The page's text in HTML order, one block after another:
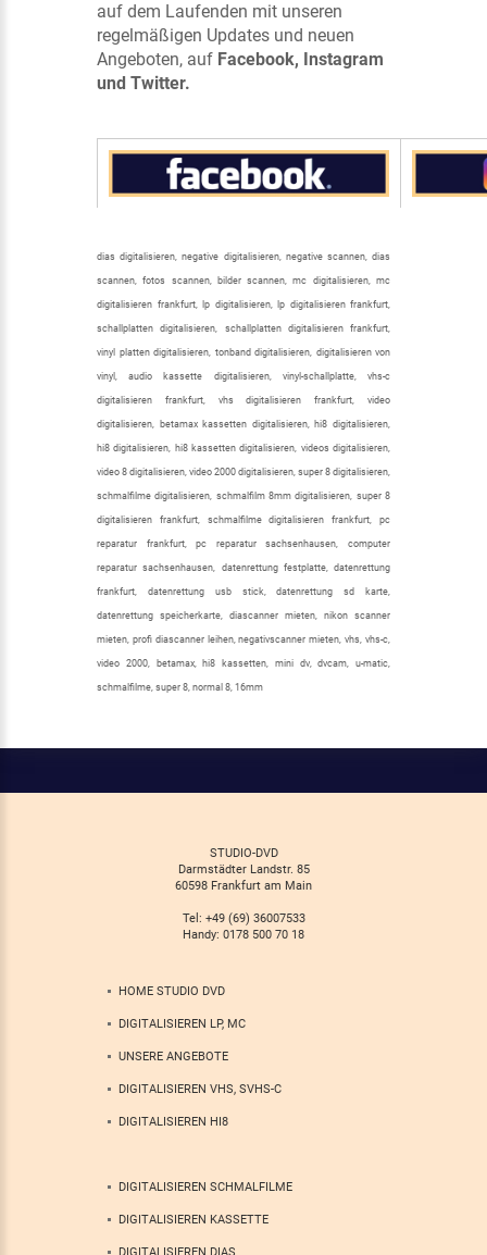
auf dem Laufenden mit unseren
regelmäßigen Updates und neuen
Angeboten, auf Facebook, Instagram
und Twitter.
dias digitalisieren, negative digitalisieren, negative scannen, dias
scannen, fotos scannen, bilder scannen, mc digitalisieren, mc
digitalisieren frankfurt, lp digitalisieren, lp digitalisieren frankfurt,
schallplatten digitalisieren, schallplatten digitalisieren frankfurt,
vinyl platten digitalisieren, tonband digitalisieren, digitalisieren von
vinyl, audio kassette digitalisieren, vinyl-schallplatte, vhs-c
digitalisieren frankfurt, vhs digitalisieren frankfurt, video
digitalisieren, betamax kassetten digitalisieren, hi8 digitalisieren,
hi8 digitalisieren, hi8 kassetten digitalisieren, videos digitalisieren,
video 8 digitalisieren, video 2000 digitalisieren, super 8 digitalisieren,
schmalfilme digitalisieren, schmalfilm 8mm digitalisieren, super 8
digitalisieren frankfurt, schmalfilme digitalisieren frankfurt, pc
reparatur frankfurt, pc reparatur sachsenhausen, computer
reparatur sachsenhausen, datenrettung festplatte, datenrettung
frankfurt, datenrettung usb stick, datenrettung sd karte,
datenrettung speicherkarte, diascanner mieten, nikon scanner
mieten, profi diascanner leihen, negativscanner mieten, vhs, vhs-c,
video 2000, betamax, hi8 kassetten, mini dv, dvcam, u-matic,
schmalfilme, super 8, normal 8, 16mm
STUDIO-DVD
Darmstädter Landstr. 85
60598 Frankfurt am Main
Tel: +49 (69) 36007533
Handy: 0178 500 70 18
HOME STUDIO DVD
DIGITALISIEREN LP, MC
UNSERE ANGEBOTE
DIGITALISIEREN VHS, SVHS-C
DIGITALISIEREN HI8
DIGITALISIEREN SCHMALFILME
DIGITALISIEREN KASSETTE